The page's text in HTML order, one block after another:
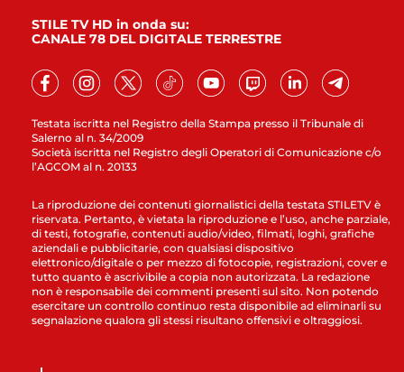
Testata iscritta nel Registro della Stampa presso il Tribunale di
Salerno al n. 34/2009
Società iscritta nel Registro degli Operatori di Comunicazione c/o
l’AGCOM al n. 20133
STILE TV HD in onda su:
CANALE 78 DEL DIGITALE TERRESTRE
La riproduzione dei contenuti giornalistici della testata STILETV è
riservata. Pertanto, è vietata la riproduzione e l’uso, anche parziale,
di testi, fotografie, contenuti audio/video, filmati, loghi, grafiche
aziendali e pubblicitarie, con qualsiasi dispositivo
elettronico/digitale o per mezzo di fotocopie, registrazioni, cover e
tutto quanto è ascrivibile a copia non autorizzata. La redazione
non è responsabile dei commenti presenti sul sito. Non potendo
esercitare un controllo continuo resta disponibile ad eliminarli su
segnalazione qualora gli stessi risultano offensivi e oltraggiosi.